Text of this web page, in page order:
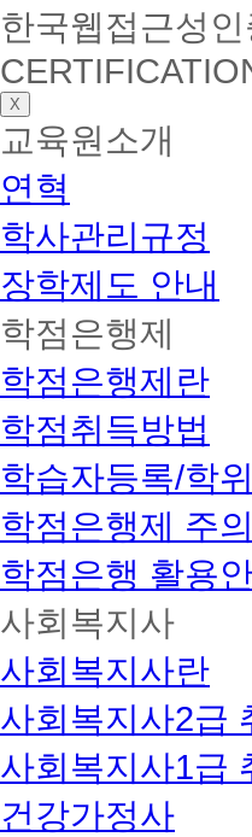
한국웹접근성
X
교육원소개
연혁
학사관리규정
장학제도 안내
학점은행제
학점은행제란
학점취득방법
학습자등록/학
학점은행제 주
학점은행 활용
사회복지사
사회복지사란
사회복지사2급
사회복지사1급
건강가정사